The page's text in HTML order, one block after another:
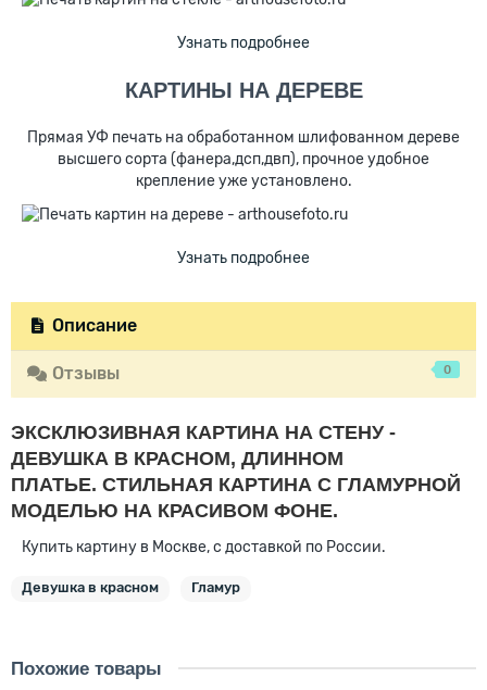
Узнать подробнее
КАРТИНЫ НА ДЕРЕВЕ
Прямая УФ печать на обработанном шлифованном дереве
высшего сорта (фанера,дсп,двп), прочное удобное
крепление уже установлено.
Узнать подробнее
Описание
Отзывы 0
ЭКСКЛЮЗИВНАЯ КАРТИНА НА СТЕНУ -
ДЕВУШКА В КРАСНОМ, ДЛИННОМ
ПЛАТЬЕ. СТИЛЬНАЯ КАРТИНА С ГЛАМУРНОЙ
МОДЕЛЬЮ НА КРАСИВОМ ФОНЕ.
Купить картину в Москве, с доставкой по России.
Девушка в красном Гламур
Похожие товары